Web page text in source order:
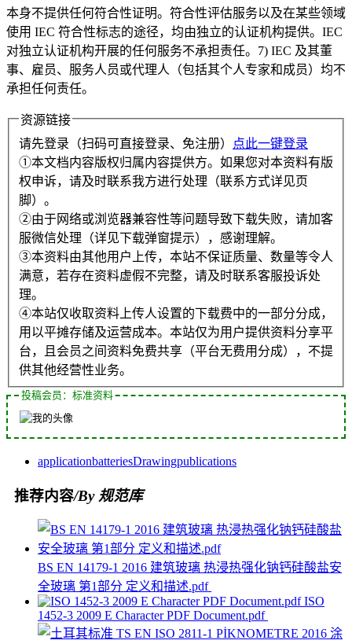
本身不提供任何符合性证明。符合性评估服务以及在某些领域
使用 IEC 符合性标志的途径，均由独立的认证机构提供。IEC
对独立认证机构开展的任何服务不承担责任。7) IEC 及其董
事、雇员、服务人员或代理人（包括其个人专家和成员）均不
承担任何责任。
资源链接
请先登录（扫码可直接登录、免注册）
点此一键登录
①本文档内容版权归属内容提供方。如果您对本资料有版
权申诉，请及时联系我方进行处理（联系方式详见页
脚）。
②由于网络或浏览器兼容性等问题导致下载失败，请加客
服微信处理（详见下载弹窗提示），感谢理解。
③本资料由其他用户上传，本站不保证质量、数量等令人
满意，若存在资料虚假不完整，请及时联系客服投诉处
理。
④本站仅收取资料上传人设置的下载费中的一部分分成，
用以平摊存储及运营成本。本站仅为用户提供资料分享平
台，且会员之间资料免费共享（平台无费用分成），不提
供其他经营性业务。
投稿会员：标准资料
applicationbatteriesDrawingpublications
推荐内容/By 规范库
BS EN 14179-1 2016 建筑玻璃 热浸热强化钠钙硅酸盐安
全玻璃 第1部分 定义和描述.pdf
ISO
1452-3 2009 E Character PDF Document.pdf